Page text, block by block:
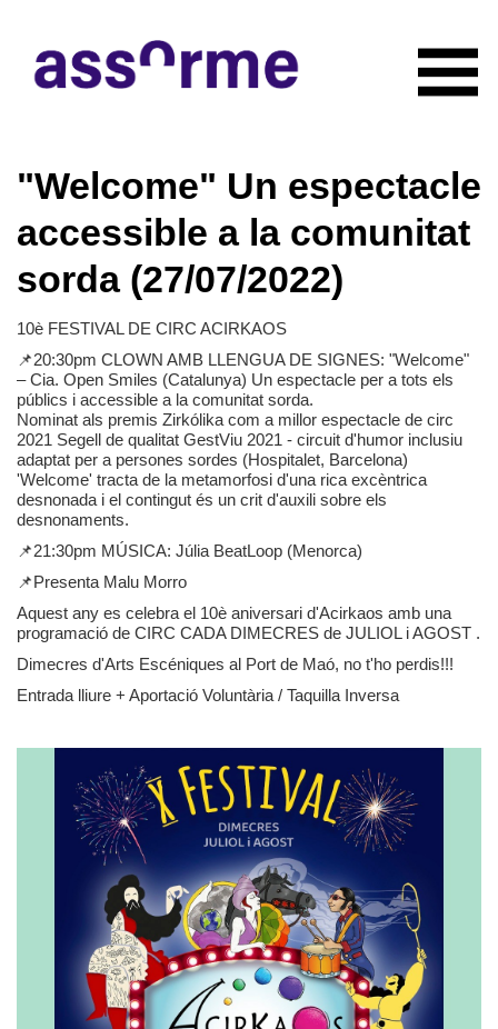
NOTICIAS
CONÓCENOS
Quiénes somos
Organigrama
Actividades
Documentación
RECURSOS
CONTACTO
HAZTE SOCIO
Privacidad y uso de cookies
Mapa de la Web
"Welcome" Un espectacle
accessible a la comunitat
sorda (27/07/2022)
10è FESTIVAL DE CIRC ACIRKAOS
📌20:30pm CLOWN AMB LLENGUA DE SIGNES: "Welcome"
– Cia. Open Smiles (Catalunya) Un espectacle per a tots els
públics i accessible a la comunitat sorda.
Nominat als premis Zirkólika com a millor espectacle de circ
2021 Segell de qualitat GestViu 2021 - circuit d'humor inclusiu
adaptat per a persones sordes (Hospitalet, Barcelona)
'Welcome' tracta de la metamorfosi d'una rica excèntrica
desnonada i el contingut és un crit d'auxili sobre els
desnonaments.
📌21:30pm MÚSICA: Júlia BeatLoop (Menorca)
📌Presenta Malu Morro
Aquest any es celebra el 10è aniversari d'Acirkaos amb una
programació de CIRC CADA DIMECRES de JULIOL i AGOST .
Dimecres d'Arts Escéniques al Port de Maó, no t'ho perdis!!!
Entrada lliure + Aportació Voluntària / Taquilla Inversa